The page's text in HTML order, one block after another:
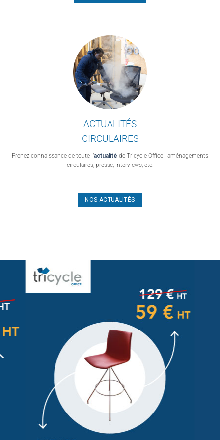
ACTUALITÉS
CIRCULAIRES
Prenez connaissance de toute l’actualité de Tricycle Office : aménagements
circulaires, presse, interviews, etc.
NOS ACTUALITÉS